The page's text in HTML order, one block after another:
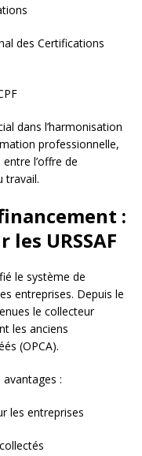
des Certifications
dans l’harmonisation
professionnelle,
l’offre de
travail.
:
URSSAF
le système de
entreprises. Depuis le
le collecteur
les anciens
(OPCA).
:
les entreprises